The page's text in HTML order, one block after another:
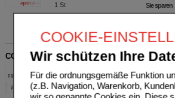
COOKIE-
Wir schützen Ihre
Für die ordnungsgemäße Funktion
(z.B. Navigation, Warenkorb,
1 St Sie sparen
COVISAFE Schutzmaske pastellblau
Co. KG
16882717
UVP**
Unser